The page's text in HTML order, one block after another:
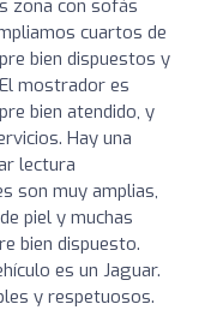
zona con sofás
cuartos de
bien dispuestos y
mostrador es
bien atendido, y
Hay una
lectura
son muy amplias,
piel y muchas
bien dispuesto.
es un Jaguar.
y respetuosos.